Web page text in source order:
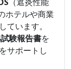
ホテルや商業
ています。
験報告書を
サポートし